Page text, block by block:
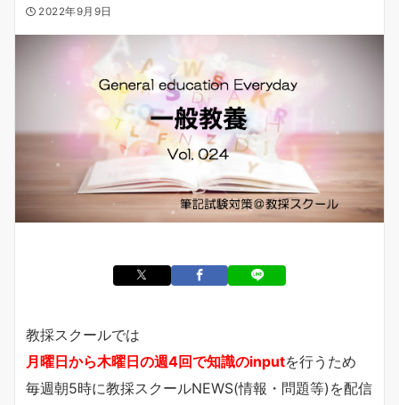
2022年9月9日
教採スクールでは
月曜日から木曜日の週4回で知識のinputを行うため
毎週朝5時に教採スクールNEWS(情報・問題等)を配信